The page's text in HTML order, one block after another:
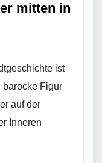
mitten in
ist
barocke Figur
auf der
Inneren